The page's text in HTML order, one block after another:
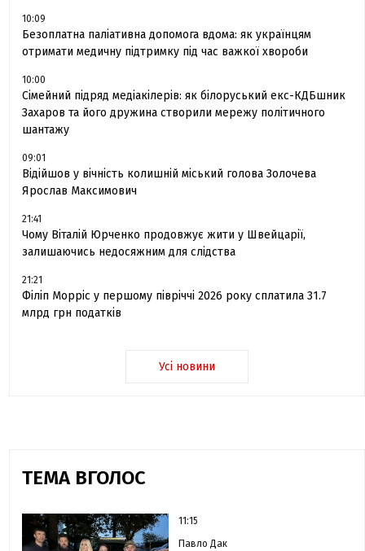
10:09
Безоплатна паліативна допомога вдома: як українцям
отримати медичну підтримку під час важкої хвороби
10:00
Сімейний підряд медіакілерів: як білоруський екс-КДБшник
Захаров та його дружина створили мережу політичного
шантажу
09:01
Відійшов у вічність колишній міський голова Золочева
Ярослав Максимович
21:41
Чому Віталій Юрченко продовжує жити у Швейцарії,
залишаючись недосяжним для слідства
21:21
Філіп Морріс у першому півріччі 2026 року сплатила 31.7
млрд грн податків
Усі новини
ТЕМА ВГОЛОС
11:15
Павло Дак